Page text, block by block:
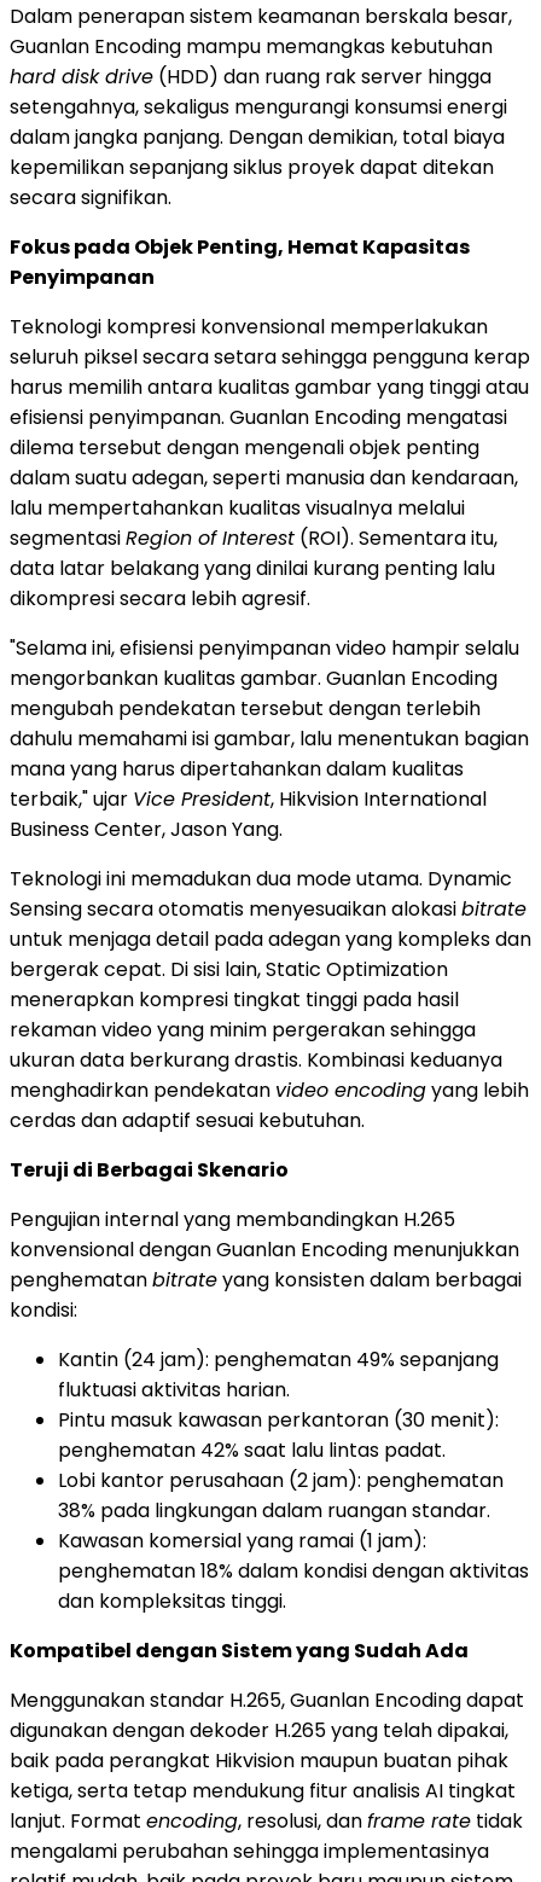
Dalam penerapan sistem keamanan berskala besar,
Guanlan Encoding mampu memangkas kebutuhan
hard disk drive (HDD) dan ruang rak server hingga
setengahnya, sekaligus mengurangi konsumsi energi
dalam jangka panjang. Dengan demikian, total biaya
kepemilikan sepanjang siklus proyek dapat ditekan
secara signifikan.
Fokus pada Objek Penting, Hemat Kapasitas
Penyimpanan
Teknologi kompresi konvensional memperlakukan
seluruh piksel secara setara sehingga pengguna kerap
harus memilih antara kualitas gambar yang tinggi atau
efisiensi penyimpanan. Guanlan Encoding mengatasi
dilema tersebut dengan mengenali objek penting
dalam suatu adegan, seperti manusia dan kendaraan,
lalu mempertahankan kualitas visualnya melalui
segmentasiRegion of Interest (ROI). Sementara itu,
data latar belakang yang dinilai kurang penting lalu
dikompresi secara lebih agresif.
"Selama ini, efisiensi penyimpanan video hampir selalu
mengorbankan kualitas gambar. Guanlan Encoding
mengubah pendekatan tersebut dengan terlebih
dahulu memahami isi gambar, lalu menentukan bagian
mana yang harus dipertahankan dalam kualitas
terbaik," ujar Vice President, Hikvision International
Business Center, Jason Yang.
Teknologi ini memadukan dua mode utama. Dynamic
Sensing secara otomatis menyesuaikan alokasibitrate
untuk menjaga detail pada adegan yang kompleks dan
bergerak cepat. Di sisi lain, Static Optimization
menerapkan kompresi tingkat tinggi pada hasil
rekaman video yang minim pergerakan sehingga
ukuran data berkurang drastis. Kombinasi keduanya
menghadirkan pendekatan video encodingyang lebih
cerdas dan adaptif sesuai kebutuhan.
Teruji di Berbagai Skenario
Pengujian internal yang membandingkan H.265
konvensional dengan Guanlan Encoding menunjukkan
penghematanbitrateyang konsisten dalam berbagai
kondisi:
Kantin (24 jam): penghematan 49% sepanjang
fluktuasi aktivitas harian.
Pintu masuk kawasan perkantoran (30 menit):
penghematan 42% saat lalu lintas padat.
Lobi kantor perusahaan (2 jam): penghematan
38% pada lingkungan dalam ruangan standar.
Kawasan komersial yang ramai (1 jam):
penghematan 18% dalam kondisi dengan aktivitas
dan kompleksitas tinggi.
Kompatibel dengan Sistem yang Sudah Ada
Menggunakan standar H.265, Guanlan Encoding dapat
digunakan dengan dekoder H.265 yang telah dipakai,
baik pada perangkat Hikvision maupun buatan pihak
ketiga, serta tetap mendukung fitur analisis AI tingkat
lanjut. Format encoding, resolusi, danframe rate tidak
mengalami perubahan sehingga implementasinya